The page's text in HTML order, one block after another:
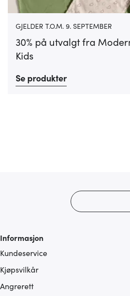
GJELDER T.O.M. 9. SEPTEMBER
30% på utvalgt fra
Kids
Se produkter
Informasjon
Kundeservice
Kjøpsvilkår
Angrerett